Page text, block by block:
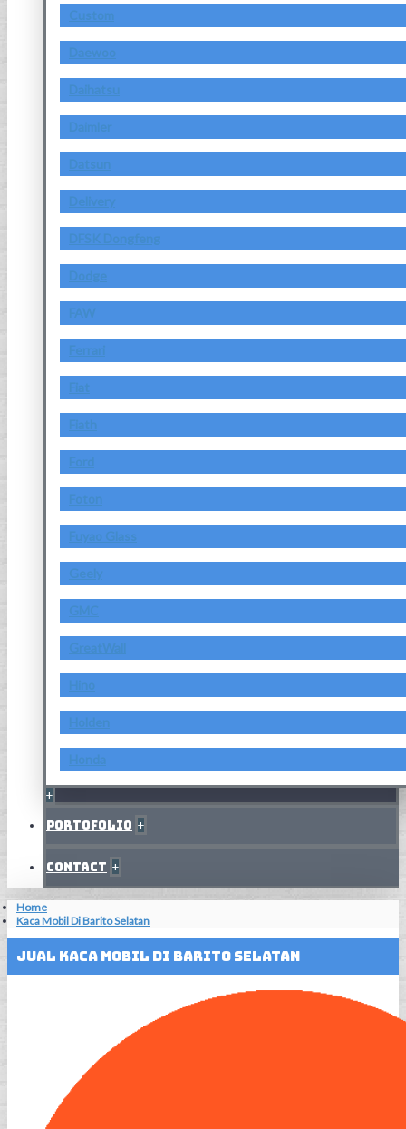
Custom
Daewoo
Daihatsu
Daimler
Datsun
Delivery
DFSK Dongfeng
Dodge
FAW
Ferrari
Fiat
Fiath
Ford
Foton
Fuyao Glass
Geely
GMC
GreatWall
Hino
Holden
Honda
+
Portofolio +
Contact +
Home
Kaca Mobil Di Barito Selatan
Jual Kaca Mobil Di Barito Selatan